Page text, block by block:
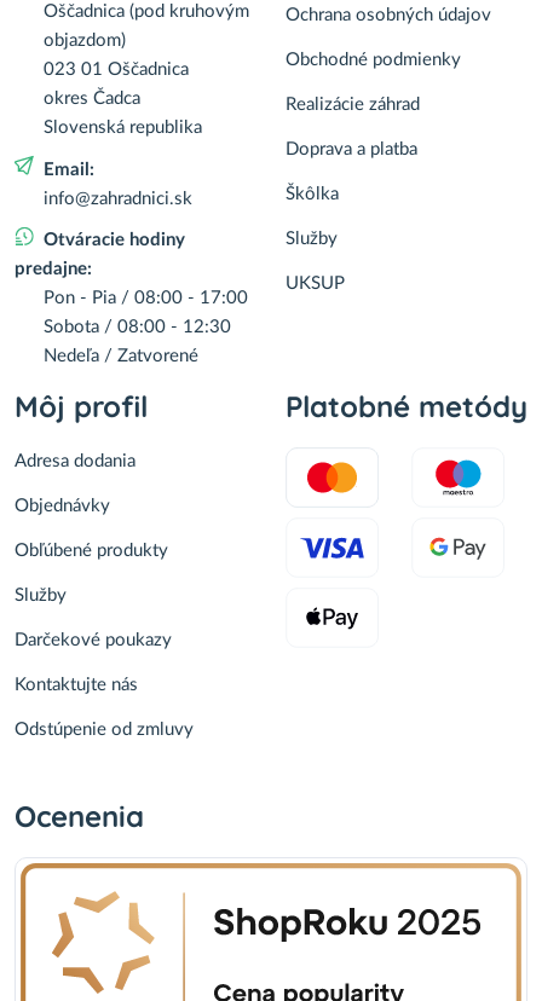
Oščadnica (pod kruhovým
objazdom)
023 01 Oščadnica
okres Čadca
Slovenská republika
Email:
info@zahradnici.sk
Otváracie hodiny
predajne:
Pon - Pia / 08:00 - 17:00
Sobota / 08:00 - 12:30
Nedeľa / Zatvorené
Ochrana osobných údajov
Obchodné podmienky
Realizácie záhrad
Doprava a platba
Škôlka
Služby
UKSUP
Môj profil
Adresa dodania
Objednávky
Obľúbené produkty
Služby
Darčekové poukazy
Kontaktujte nás
Odstúpenie od zmluvy
Platobné metódy
Ocenenia